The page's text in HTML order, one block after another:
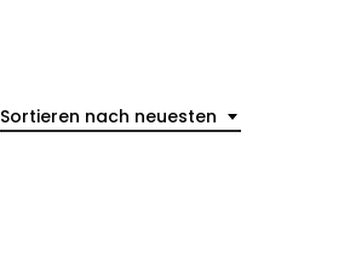
Sortieren nach neuesten